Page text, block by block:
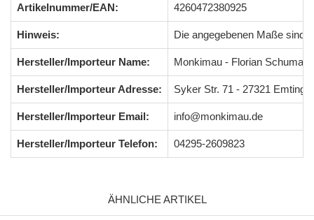
Artikelnummer/EAN: 4260472380925
Hinweis: Die angegebenen Maße sind
Hersteller/Importeur Name: Monkimau - Florian
Hersteller/Importeur Adresse: Syker Str. 71 - 27321
Hersteller/Importeur Email: info@monkimau.de
Hersteller/Importeur Telefon: 04295-2609823
ÄHNLICHE ARTIKEL